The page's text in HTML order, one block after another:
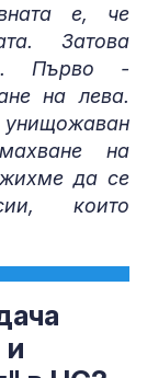
е, че
Затова
Първо -
на лева.
унищожаван
на
да се
които
и